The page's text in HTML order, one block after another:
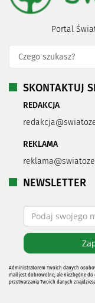
Portal
SKONTAKTUJ
REDAKCJA
REKLAMA
NEWSLETTER
Administratorem Twoich danych
mail jest dobrowolne, ale niezbędne do
przetwarzania Twoich danych